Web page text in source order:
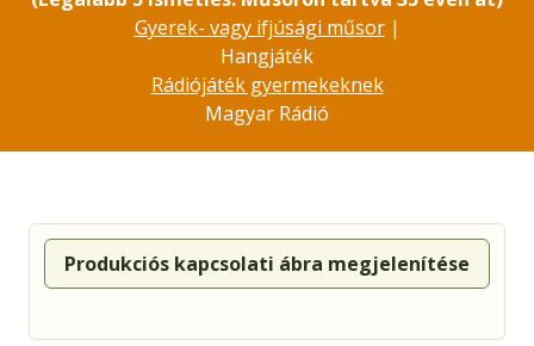
Gyerek- vagy ifjúsági műsor|
Hangjáték
Rádiójáték gyermekeknek
Magyar Rádió
Produkciós kapcsolati ábra megjelenítése